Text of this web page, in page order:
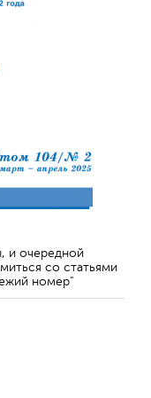
и очередной
со статьями
номер"